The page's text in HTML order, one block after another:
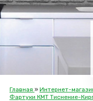
Главная » Интернет-
Фартуки КMT Тиснение-